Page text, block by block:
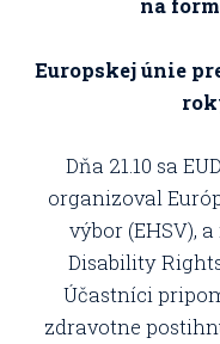
na
Europskej únie
Dňa 21.10 sa
organizoval
výbor (EHSV),
Disability
Účastníci
zdravotne